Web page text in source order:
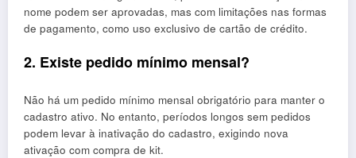
nome podem ser aprovadas, mas com limitações nas formas
de pagamento, como uso exclusivo de cartão de crédito.
2. Existe pedido mínimo mensal?
Não há um pedido mínimo mensal obrigatório para manter o
cadastro ativo. No entanto, períodos longos sem pedidos
podem levar à inativação do cadastro, exigindo nova
ativação com compra de kit.